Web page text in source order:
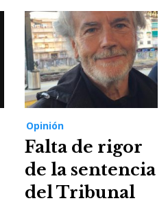
Opinión
Falta de rigor
de la sentencia
del Tribunal